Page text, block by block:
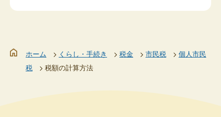
ホーム くらし・手続き 税金 市民税
個人市民
税
税額の計算方法